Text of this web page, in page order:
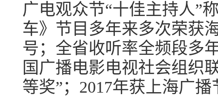
广电观众节“十佳主持人”
车》节目多年来多次荣获
号；全省收听率全频段多
国广播电影电视社会组织
等奖”；2017年获上海广